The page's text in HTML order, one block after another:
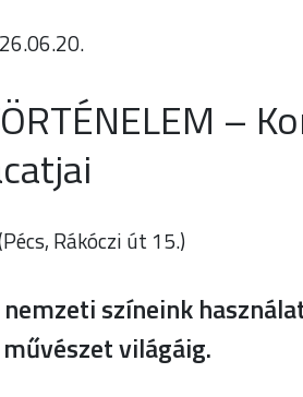
–
Rákóczi út 15.)
színeink
világáig.